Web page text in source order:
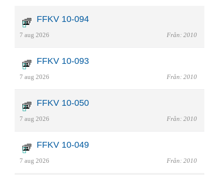
FFKV 10-094
7 aug 2026 Från: 2010
FFKV 10-093
7 aug 2026 Från: 2010
FFKV 10-050
7 aug 2026 Från: 2010
FFKV 10-049
7 aug 2026 Från: 2010